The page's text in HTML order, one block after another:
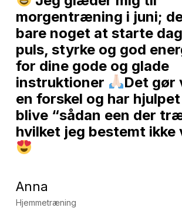
morgentræning i juni;
bare noget at starte
puls, styrke og god
for dine gode og glade
instruktioner
Det gør
en forskel og har
blive “sådan een der
hvilket jeg bestemt ikke
Anna
Hjemmetræning